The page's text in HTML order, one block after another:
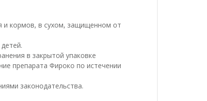
и кормов, в сухом, защищенном от
в закрытой упаковке
препарата Фироко по истечении
законодательства.